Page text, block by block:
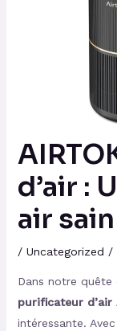
d’air :
air sain
/ Uncategorized /
Dans notre quête
purificateur d’air
intéressante.